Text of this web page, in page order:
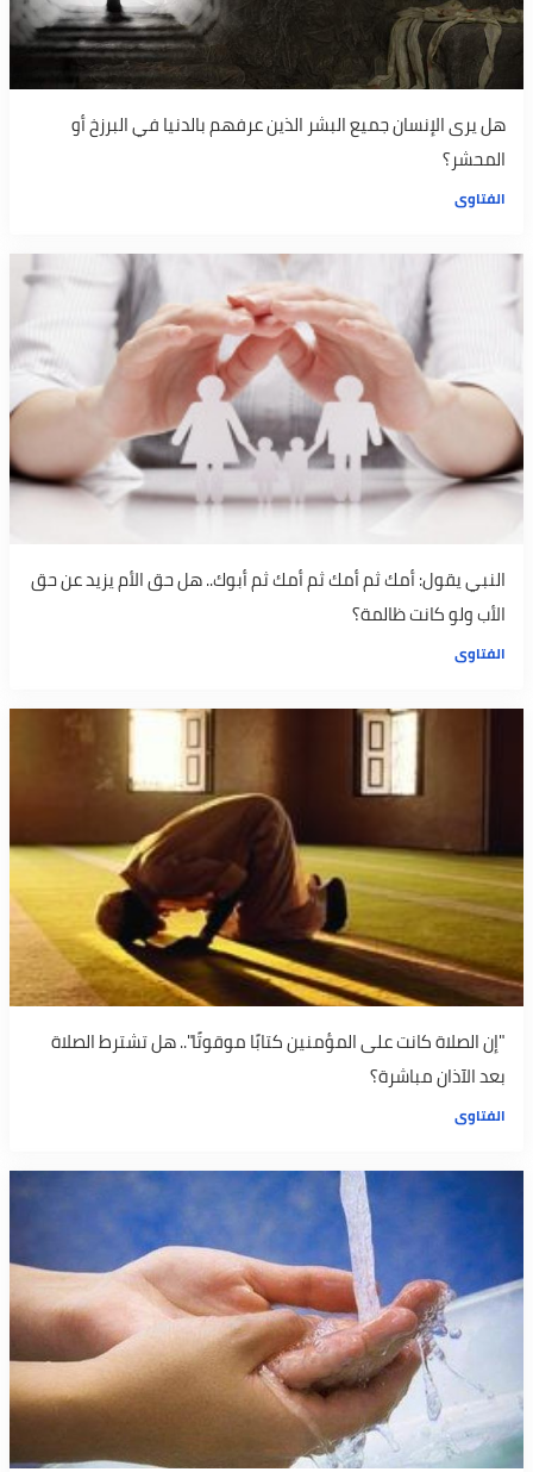
هل يرى الإنسان جميع البشر الذين عرفهم بالدنيا في البرزخ أو
المحشر؟
الفتاوى
النبي يقول: أمك ثم أمك ثم أمك ثم أبوك.. هل حق الأم يزيد عن حق
الأب ولو كانت ظالمة؟
الفتاوى
"إن الصلاة كانت على المؤمنين كتابًا موقوتًا".. هل تشترط الصلاة
بعد الآذان مباشرة؟
الفتاوى